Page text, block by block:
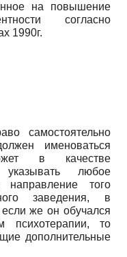
на повышение
согласно
1990г.
именоваться
в качестве
указывать любое
направление того
заведения, в
же он обучался
психотерапии, то
дополнительные